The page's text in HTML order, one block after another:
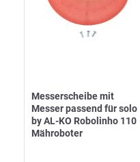
Messerscheibe mit
Messer passend für solo
by AL-KO Robolinho 110
Mähroboter